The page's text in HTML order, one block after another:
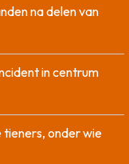
na delen van
in centrum
tieners, onder wie